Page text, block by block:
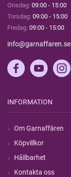
Onsdag: 09:00 - 15:00
Torsdag: 09:00 - 15:00
Fredag: 09:00 - 15:00
info@garnaffaren.se
INFORMATION
Om Garnaffären
Köpvillkor
Hållbarhet
Kontakta oss